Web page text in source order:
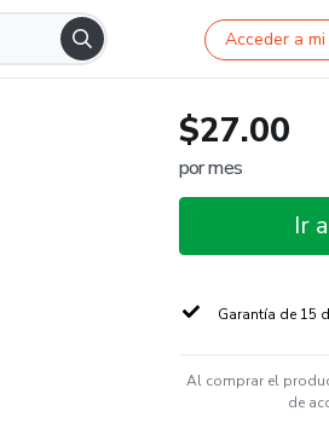
Acceder a
$27.00
por mes
Ir
Garantía de 15
Al comprar el
de